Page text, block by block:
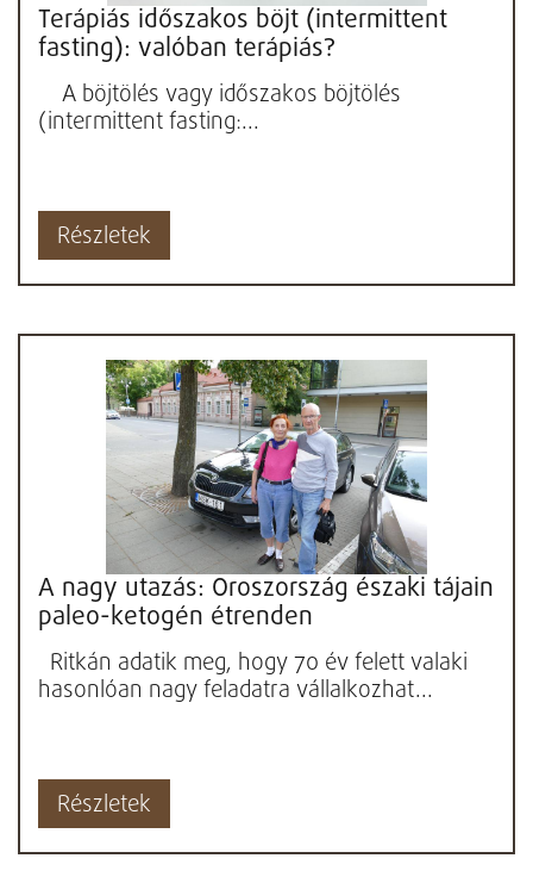
Terápiás időszakos böjt (intermittent
fasting): valóban terápiás?
A böjtölés vagy időszakos böjtölés
(intermittent fasting:...
Részletek
A nagy utazás: Oroszország északi tájain
paleo-ketogén étrenden
Ritkán adatik meg, hogy 70 év felett valaki
hasonlóan nagy feladatra vállalkozhat...
Részletek